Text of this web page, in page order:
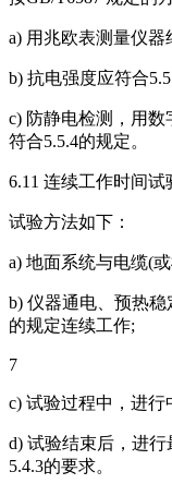
a) 用兆欧表测量仪器
b) 抗电强度应符合
c) 防静电检测，用
符合5.5.4的规定。
6.11 连续工作时间试
试验方法如下：
a) 地面系统与电缆(
b) 仪器通电、预热
的规定连续工作;
7
c) 试验过程中，进行
d) 试验结束后，进行
5.4.3的要求。